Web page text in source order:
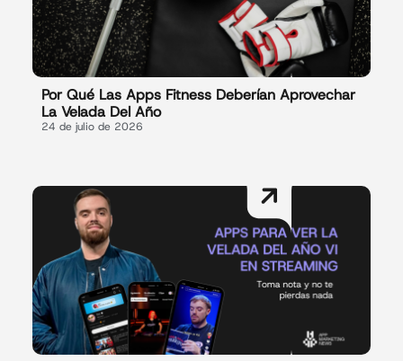
Por Qué Las Apps Fitness Deberían Aprovechar
La Velada Del Año
24 de julio de 2026